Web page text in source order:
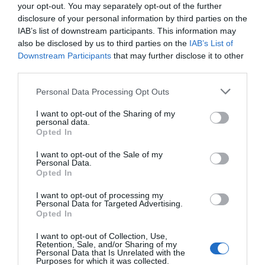
your opt-out. You may separately opt-out of the further
disclosure of your personal information by third parties on the
IAB’s list of downstream participants. This information may
also be disclosed by us to third parties on the IAB’s List of
Downstream Participants that may further disclose it to other
Personal Data Processing Opt Outs
I want to opt-out of the Sharing of my
personal data.
Opted In
I want to opt-out of the Sale of my
Personal Data.
Opted In
I want to opt-out of processing my
Personal Data for Targeted Advertising.
Opted In
I want to opt-out of Collection, Use,
Retention, Sale, and/or Sharing of my
Personal Data that Is Unrelated with the
Purposes for which it was collected.
a apagar focs, sinó en garantir que la imatge del
congrés es mantingui impecable. “Hem de
generar bona impressió, adoptar una
bona postura, ser amables, saludar i somriure",
descriu. “I això s’ha de saber fer, perquè no
tothom té la compostura per estar tantes hores
La seva tasca, diu, és doble. D’una banda,
supervisar que el personal compleixi el protocol -
que s’ha treballat prèviament en sessions de
butxaques, actitud professional i capacitat per
orientar visitants en diversos idiomes, encara que
només sigui per indicar com arribar lavabo o un
pavelló. De l’altra, cuidar-los. “No som policies”,